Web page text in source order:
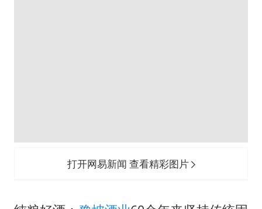
打开网易新闻 查看精彩图片